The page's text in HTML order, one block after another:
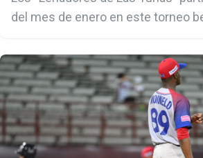
del mes de enero en este torneo